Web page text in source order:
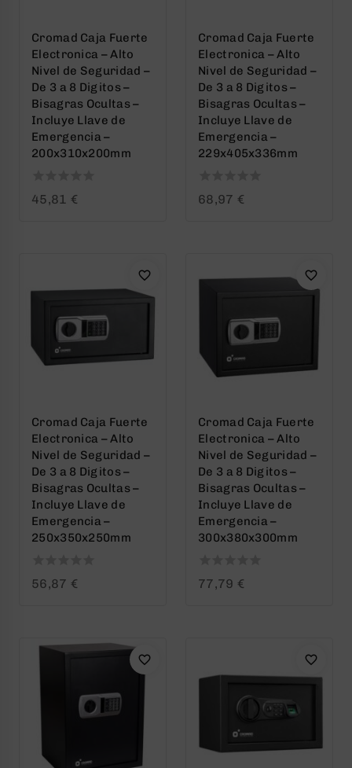
Cromad Caja Fuerte
Electronica – Alto
Nivel de Seguridad –
De 3 a 8 Digitos –
Bisagras Ocultas –
Incluye Llave de
Emergencia –
200x310x200mm
0
45,81 €
Cromad Caja Fuerte
Electronica – Alto
Nivel de Seguridad –
De 3 a 8 Digitos –
Bisagras Ocultas –
Incluye Llave de
Emergencia –
229x405x336mm
0
68,97 €
Cromad Caja Fuerte
Electronica – Alto
Nivel de Seguridad –
De 3 a 8 Digitos –
Bisagras Ocultas –
Incluye Llave de
Emergencia –
250x350x250mm
0
56,87 €
Cromad Caja Fuerte
Electronica – Alto
Nivel de Seguridad –
De 3 a 8 Digitos –
Bisagras Ocultas –
Incluye Llave de
Emergencia –
300x380x300mm
0
77,79 €